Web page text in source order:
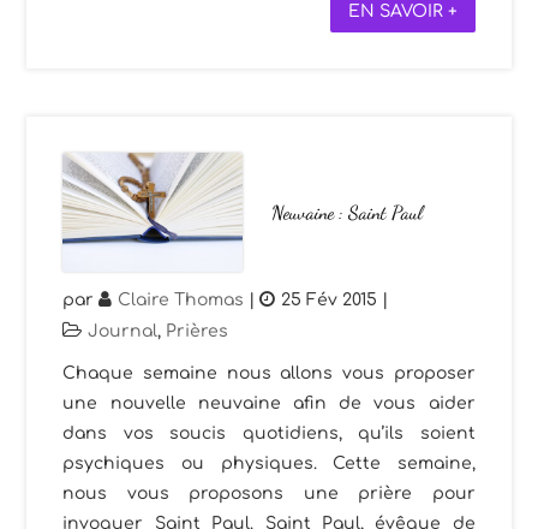
EN SAVOIR +
Neuvaine : Saint Paul
par Claire Thomas | 25 Fév 2015
Journal, Prières
Chaque semaine nous allons vous proposer
une nouvelle neuvaine afin de vous aider
dans vos soucis quotidiens, qu’ils soient
psychiques ou physiques. Cette semaine,
nous vous proposons une prière pour
invoquer Saint Paul. Saint Paul, évêque de